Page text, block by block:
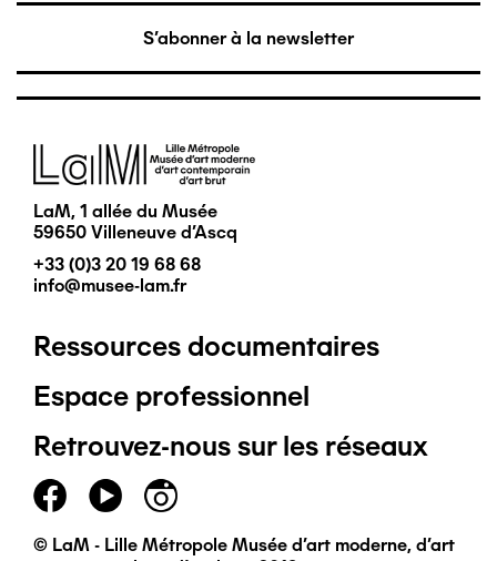
S'abonner à la newsletter
Image
LaM, 1 allée du Musée
59650 Villeneuve d'Ascq
+33 (0)3 20 19 68 68
info@musee-lam.fr
Pied
de
page
principal
Ressources documentaires
Espace professionnel
Retrouvez-nous sur les réseaux
© LaM - Lille Métropole Musée d'art moderne, d'art